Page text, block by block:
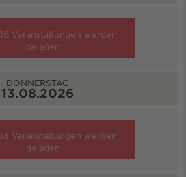
16 Veranstaltungen werden
geladen
DONNERSTAG
13.08.2026
13 Veranstaltungen werden
geladen